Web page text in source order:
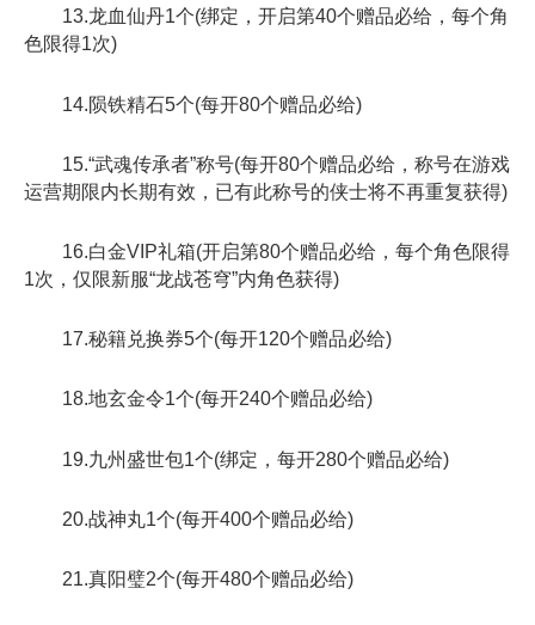
13.龙血仙丹1个(绑定，开启第40个赠品必给，每个角
色限得1次)
14.陨铁精石5个(每开80个赠品必给)
15.“武魂传承者”称号(每开80个赠品必给，称号在游戏
运营期限内长期有效，已有此称号的侠士将不再重复获得)
16.白金VIP礼箱(开启第80个赠品必给，每个角色限得
1次，仅限新服“龙战苍穹”内角色获得)
17.秘籍兑换券5个(每开120个赠品必给)
18.地玄金令1个(每开240个赠品必给)
19.九州盛世包1个(绑定，每开280个赠品必给)
20.战神丸1个(每开400个赠品必给)
21.真阳璧2个(每开480个赠品必给)